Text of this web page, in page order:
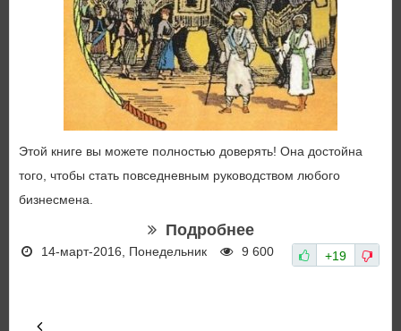
Этой книге вы можете полностью доверять! Она достойна
того, чтобы стать повседневным руководством любого
бизнесмена.
Подробнее
14-март-2016, Понедельник 9 600 +19